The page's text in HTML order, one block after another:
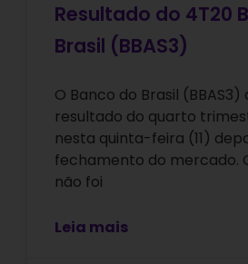
Resultado do 4T20
Brasil (BBAS3)
O Banco do Brasil (BBAS3)
resultado do quarto
nesta quinta-feira (11)
fechamento do mercado.
não foi
Leia mais